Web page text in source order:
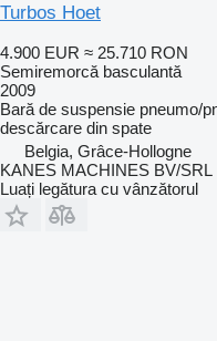
Turbos Hoet
4.900 EUR ≈ 25.710 RON
Semiremorcă basculantă
2009
Bară de suspensie pneumo/
descărcare din spate
Belgia, Grâce-Hollogne
KANES MACHINES BV/SRL
Luați legătura cu vânzătorul